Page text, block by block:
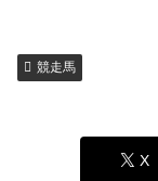
競走馬
X